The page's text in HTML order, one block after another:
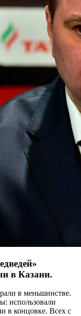
в Казани.
в меньшинстве.
использовали
в концовке. Всех с